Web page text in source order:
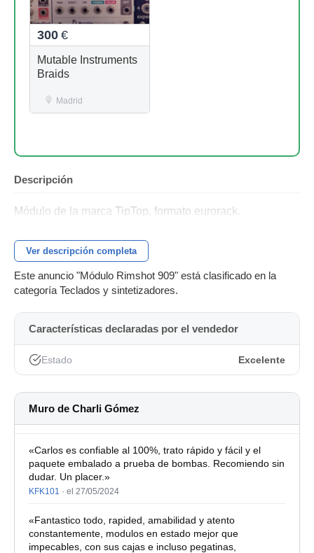
300 €
Mutable Instruments
Braids
Madrid
Descripción
Módulo de la marca TipTop, formato eurorack.
Ver descripción completa
Este anuncio "Módulo Rimshot 909" está clasificado en la
categoría Teclados y sintetizadores.
Características declaradas por el vendedor
Estado Excelente
Muro de Charli Gómez
«Carlos es confiable al 100%, trato rápido y fácil y el
paquete embalado a prueba de bombas. Recomiendo sin
dudar. Un placer.»
KFK101 · el 27/05/2024
«Fantastico todo, rapided, amabilidad y atento
constantemente, modulos en estado mejor que
impecables, con sus cajas e incluso pegatinas,